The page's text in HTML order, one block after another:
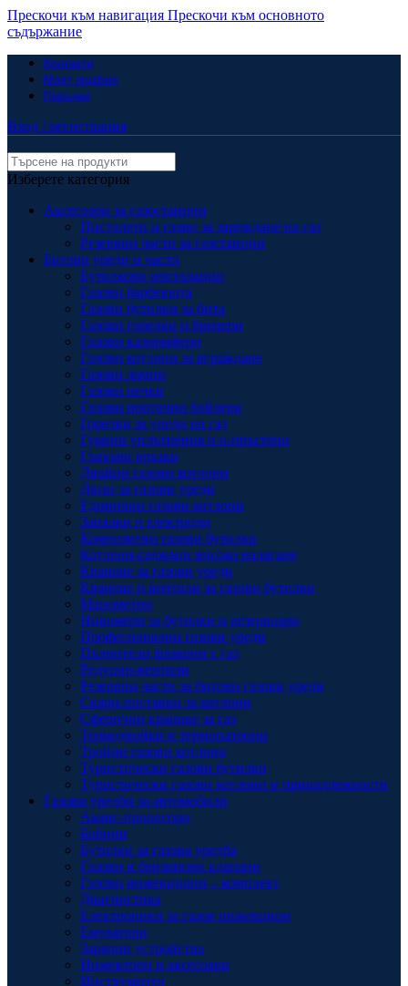
Прескочи към навигация Прескочи към основното
съдържание
Контакти
Моят профил
Поръчки
Вход / регистрация
Изберете категория
Аксесоари за газостанции
Пистолети и глави за зареждане на газ
Резервни части за газстанции
Битови уреди и части
Бутилкови инсталации
Газови барбекюта
Газови бутилки за бита
Газови горелки и бренери
Газови калорифери
Газови котлони за вграждане
Газови лампи
Газови печки
Газови проточни бойлери
Горелки за уреди на газ
Гумени уплътнения и о-пръстени
Гъвкави връзки
Двойни газови котлони
Дюзи за газови уреди
Единични газови котлони
Запалки и електроди
Композитни газови бутилки
Котлони-саджаци високо налягане
Кранове за газови уреди
Кранове и вентили за газови бутилки
Манометри
Нивомери за бутилки и резервоари
Професионални газови уреди
Пълнители,флакони с газ
Редуцир-вентили
Резервни части за битови газови уреди
Скари-поставки за котлони
Сферични кранове за газ
Термодвойки и термопатрони
Тройни газови котлони
Туристически газови бутилки
Туристически газови котлони и принадлежности
Газови уредби за автомобили
Аванс-процесори
Бобини
Бутилки за газова уредба
Газови и бензинови клапани
Газови инжекциони – комплект
Диагностика
Електроники за газов инжекцион
Емулатори
Зарядни устройства
Инжектори и аксесоари
Инструменти